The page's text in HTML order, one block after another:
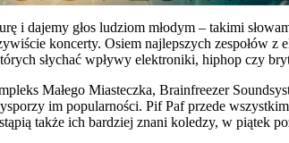
i dajemy głos ludziom młodym – takimi
koncerty. Osiem najlepszych zespołów
słychać wpływy elektroniki, hiphop czy
Małego Miasteczka, Brainfreezer
im popularności. Pif Paf przede
także ich bardziej znani koledzy, w piątek